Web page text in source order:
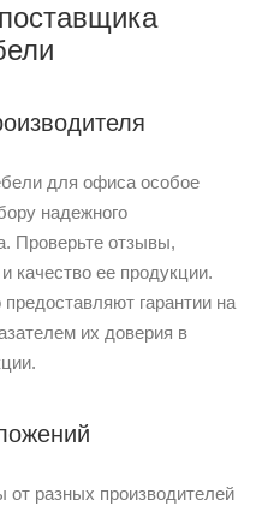
для офиса особое
надежного
Проверьте отзывы,
качество ее продукции.
гарантии на
их доверия в
от разных производителей